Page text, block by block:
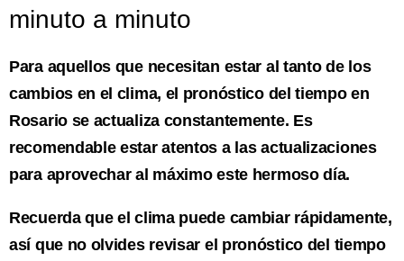
minuto a minuto
Para aquellos que necesitan estar al tanto de los
cambios en el clima, el pronóstico del tiempo en
Rosario se actualiza constantemente. Es
recomendable estar atentos a las actualizaciones
para aprovechar al máximo este hermoso día.
Recuerda que el clima puede cambiar rápidamente,
así que no olvides revisar el pronóstico del tiempo